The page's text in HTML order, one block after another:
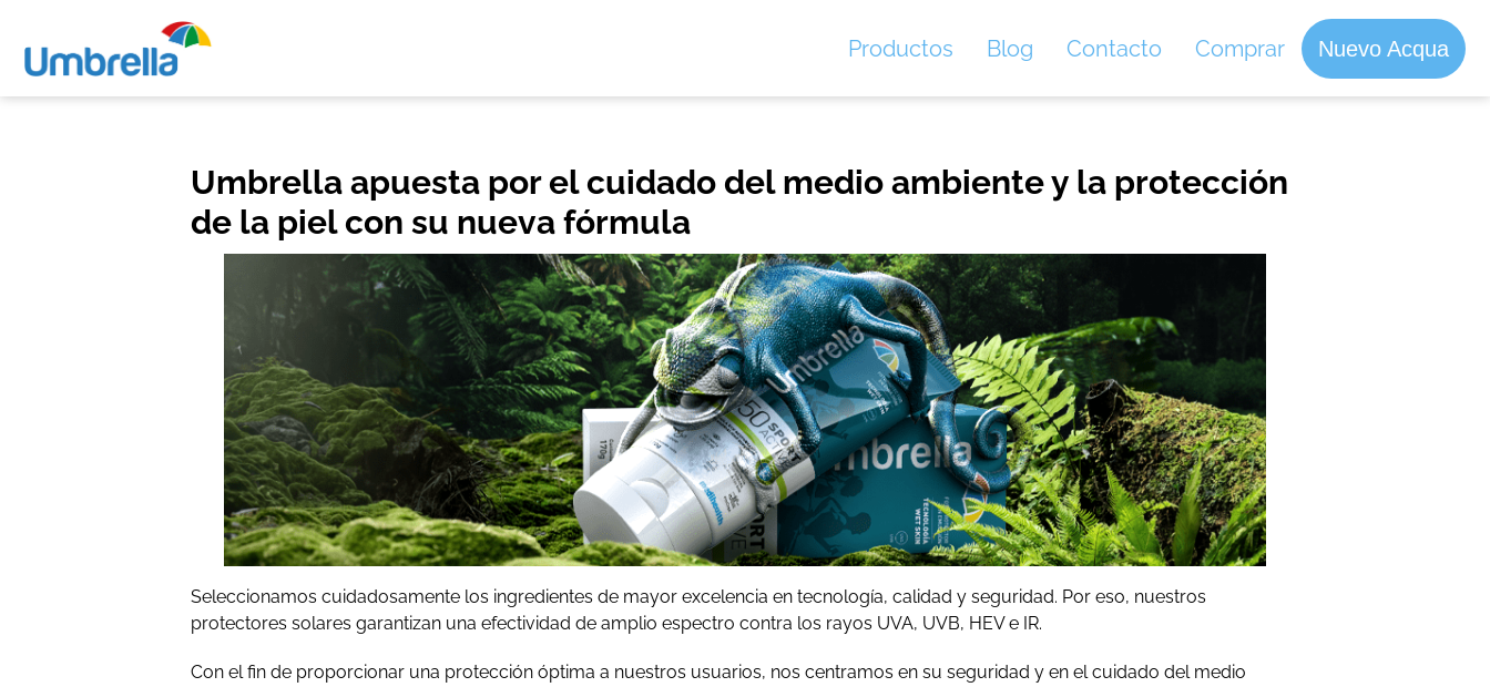
Productos Blog Contacto Comprar Nuevo Acqua
Umbrella apuesta por el cuidado del medio ambiente y la protección
de la piel con su nueva fórmula
Seleccionamos cuidadosamente los ingredientes de mayor excelencia en tecnología, calidad y seguridad. Por eso, nuestros
protectores solares garantizan una efectividad de amplio espectro contra los rayos UVA, UVB, HEV e IR.
Con el fin de proporcionar una protección óptima a nuestros usuarios, nos centramos en su seguridad y en el cuidado del medio